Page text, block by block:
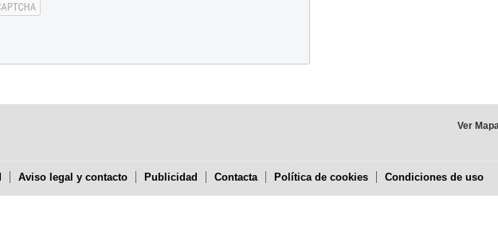
Ver
Aviso legal y contacto Publicidad Contacta Política de cookies Condiciones de uso